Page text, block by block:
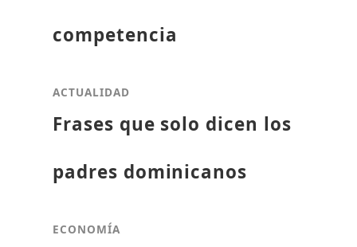
competencia
ACTUALIDAD
Frases que solo dicen los
padres dominicanos
ECONOMÍA